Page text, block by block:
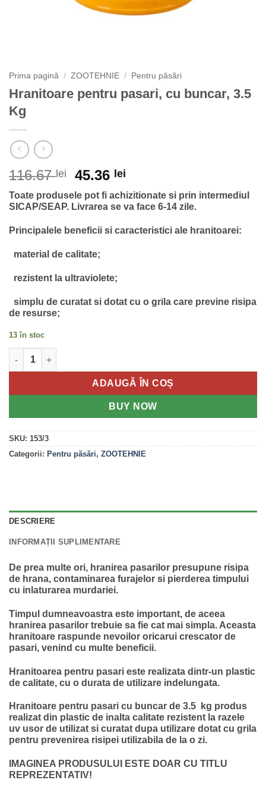
Prima pagină / ZOOTEHNIE / Pentru păsări
Hranitoare pentru pasari, cu buncar, 3.5
Kg
116.67 lei
Prețul
inițial
a
116.67 lei.
45.36 lei
curent
este:
Toate produsele pot fi achizitionate si prin intermediul
SICAP/SEAP. Livrarea se va face 6-14 zile.
Principalele beneficii si caracteristici ale hranitoarei:
material de calitate;
rezistent la ultraviolete;
simplu de curatat si dotat cu o grila care previne risipa
de resurse;
13 în stoc
ADAUGĂ ÎN COȘ
BUY NOW
SKU: 153/3
Categorii: Pentru păsări, ZOOTEHNIE
DESCRIERE
INFORMAȚII SUPLIMENTARE
De prea multe ori, hranirea pasarilor presupune risipa
de hrana, contaminarea furajelor si pierderea timpului
cu inlaturarea murdariei.
Timpul dumneavoastra este important, de aceea
hranirea pasarilor trebuie sa fie cat mai simpla. Aceasta
hranitoare raspunde nevoilor oricarui crescator de
pasari, venind cu multe beneficii.
Hranitoarea pentru pasari este realizata dintr-un plastic
de calitate, cu o durata de utilizare indelungata.
Hranitoare pentru pasari cu buncar de 3.5 kg produs
realizat din plastic de inalta calitate rezistent la razele
uv usor de utilizat si curatat dupa utilizare dotat cu grila
pentru prevenirea risipei utilizabila de la o zi.
IMAGINEA PRODUSULUI ESTE DOAR CU TITLU
REPREZENTATIV!